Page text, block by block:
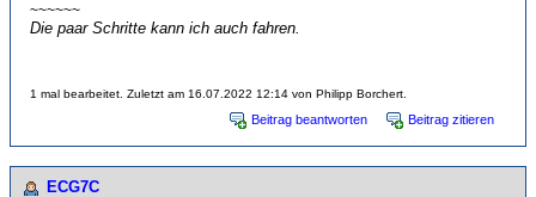
~~~~~~
Die paar Schritte kann ich auch fahren.
1 mal bearbeitet. Zuletzt am 16.07.2022 12:14 von Philipp Borchert.
Beitrag beantworten Beitrag zitieren
ECG7C